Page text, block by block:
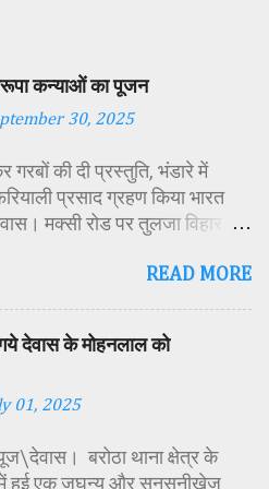
कन्याओं का पूजन
30, 2025
गरबों की दी प्रस्तुति, भंडारे में
फरियाली प्रसाद ग्रहण किया भारत
मक्सी रोड पर तुलजा विहार
कन्या पूजन एवं गरबा महोत्सव का
रंगोली से आकर्षक साज-सज्जा की
मुख्य अतिथि महिला बाल विकास
शासकीय पॉलिटेक्निक कॉलेज
जिला अध्यक्ष रायसिंह सेंधव,
READ MORE
देवास के मोहनलाल को
01, 2025
बरोठा थाना क्षेत्र के
में हुई एक जघन्य और सनसनीखेज